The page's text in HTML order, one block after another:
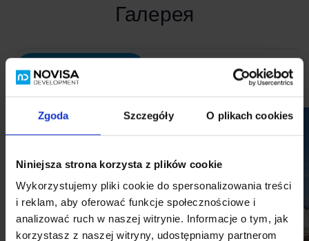
Zgoda Szczegóły O plikach cookies
Niniejsza strona korzysta z plików cookie
Wykorzystujemy pliki cookie do spersonalizowania treści
i reklam, aby oferować funkcje społecznościowe i
analizować ruch w naszej witrynie. Informacje o tym, jak
korzystasz z naszej witryny, udostępniamy partnerom
Галерея
Ход строительства Примеры